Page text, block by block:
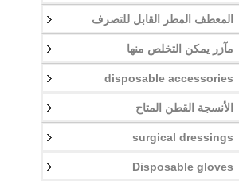
المعطف المطر القابل للتصرف
مآزر يمكن التخلص منها
disposable accessories
الأنسجة القطن المتاح
surgical dressings
Disposable gloves
قواعد جديدة للجمارك التايلاندية! سوف الحكمة
طفيف يؤدي إلى غرامات عالية!
في الآونة الأخيرة، والجمارك تايلاند للافراج عن
أحدث اللوائح، وجميع الواردات والص...
متطلبات لتصدير البضائع الاردنية
وفقا للمتطلبات الجمركية الأردنية ، يجب تزويد